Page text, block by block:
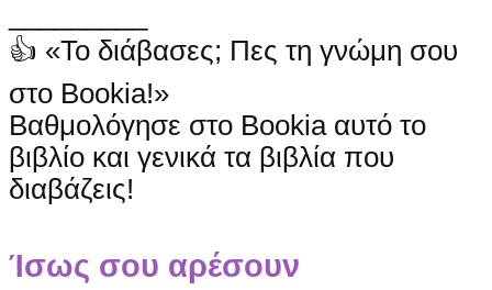
👍 «Το διάβασες; Πες τη γνώμη σου
στο Bookia!»
Βαθμολόγησε στο Bookia αυτό το
βιβλίο και γενικά τα βιβλία που
διαβάζεις!
Ίσως σου αρέσουν